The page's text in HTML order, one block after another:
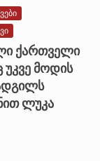
ქართველი
მოდის
ლუკა